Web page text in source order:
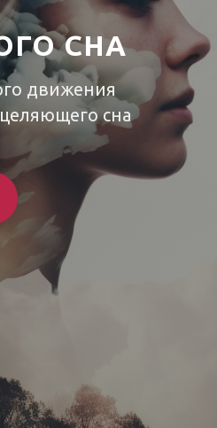
СНА
движения
сна